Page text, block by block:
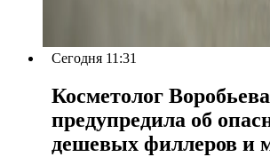
Сегодня 11:31
Косметолог Воробьева
предупредила об
дешевых филлеров и